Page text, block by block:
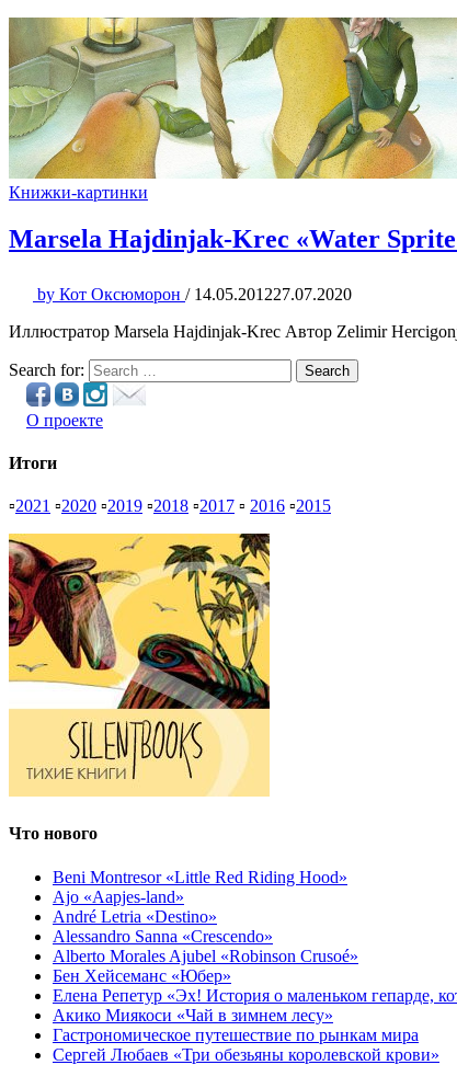
Книжки-картинки
Marsela Hajdinjak-Krec «Water
by Кот Оксюморон / 14.05.201227.07.2020
Иллюстратор Marsela Hajdinjak-Krec Автор Zelimir
Search for: Search
О проекте
Итоги
▫2021 ▫2020 ▫2019 ▫2018 ▫2017 ▫ 2016 ▫2015
Что нового
Beni Montresor «Little Red Riding Hood»
Ajo «Aapjes-land»
André Letria «Destino»
Alessandro Sanna «Crescendo»
Alberto Morales Ajubel «Robinson Crusoé»
Бен Хейсеманс «Юбер»
Елена Репетур «Эх! История о маленьком гепарде,
Акико Миякоси «Чай в зимнем лесу»
Гастрономическое путешествие по рынкам мира
Сергей Любаев «Три обезьяны королевской крови»